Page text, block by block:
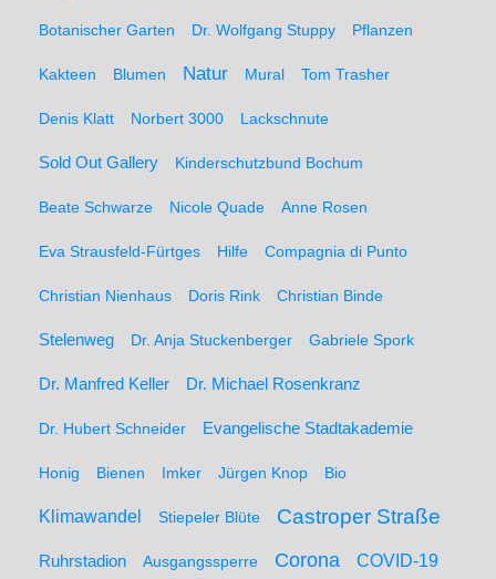
Botanischer Garten Dr. Wolfgang Stuppy Pflanzen
Kakteen Blumen Natur Mural Tom Trasher
Denis Klatt Norbert 3000 Lackschnute
Sold Out Gallery Kinderschutzbund Bochum
Beate Schwarze Nicole Quade Anne Rosen
Eva Strausfeld-Fürtges Hilfe Compagnia di Punto
Christian Nienhaus Doris Rink Christian Binde
Stelenweg Dr. Anja Stuckenberger Gabriele Spork
Dr. Manfred Keller Dr. Michael Rosenkranz
Dr. Hubert Schneider Evangelische Stadtakademie
Honig Bienen Imker Jürgen Knop Bio
Klimawandel Stiepeler Blüte Castroper Straße
Ruhrstadion Ausgangssperre Corona COVID-19